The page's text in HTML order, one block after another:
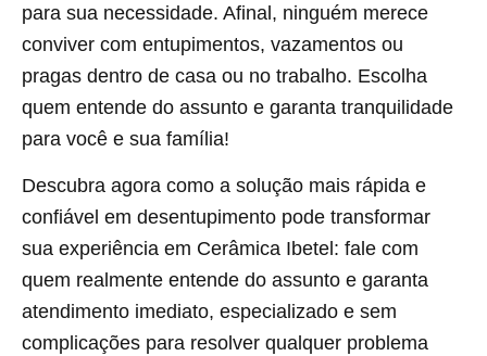
para sua necessidade. Afinal, ninguém merece
conviver com entupimentos, vazamentos ou
pragas dentro de casa ou no trabalho. Escolha
quem entende do assunto e garanta tranquilidade
para você e sua família!
Descubra agora como a solução mais rápida e
confiável em desentupimento pode transformar
sua experiência em Cerâmica Ibetel: fale com
quem realmente entende do assunto e garanta
atendimento imediato, especializado e sem
complicações para resolver qualquer problema